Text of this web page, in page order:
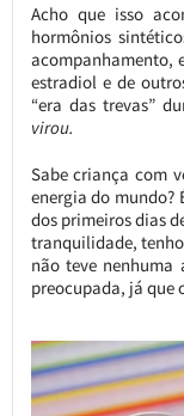
Acho que isso
hormônios
acompanhamento,
estradiol e de
“era das trevas”
virou.
Sabe criança com
energia do mundo?
dos primeiros dias
tranquilidade,
não teve nenhuma
preocupada, já que